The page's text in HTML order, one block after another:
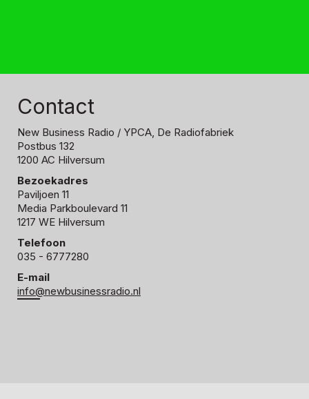
Contact
New Business Radio / YPCA, De Radiofabriek
Postbus 132
1200 AC Hilversum
Bezoekadres
Paviljoen 11
Media Parkboulevard 11
1217 WE Hilversum
Telefoon
035 - 6777280
E-mail
info@newbusinessradio.nl